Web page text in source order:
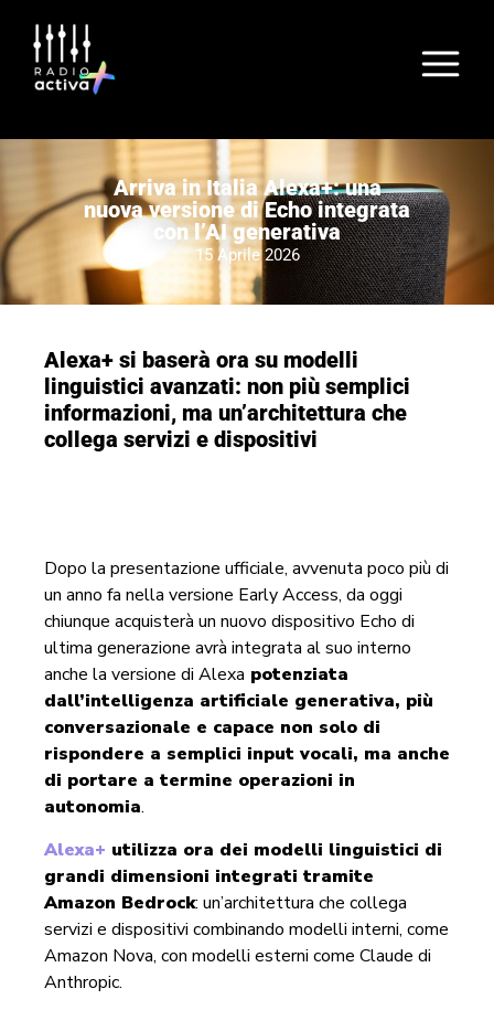
Arriva in Italia Alexa+: una
nuova versione di Echo integrata
con l’AI generativa
15 Aprile 2026
Alexa+ si baserà ora su modelli
linguistici avanzati: non più semplici
informazioni, ma un’architettura che
collega servizi e dispositivi
Dopo la presentazione ufficiale, avvenuta poco più di
un anno fa nella versione Early Access, da oggi
chiunque acquisterà un nuovo dispositivo Echo di
ultima generazione avrà integrata al suo interno
anche la versione di Alexa potenziata
dall’intelligenza artificiale generativa, più
conversazionale e capace non solo di
rispondere a semplici input vocali, ma anche
di portare a termine operazioni in
autonomia.
Alexa+ utilizza ora dei modelli linguistici di
grandi dimensioni integrati tramite
Amazon Bedrock: un’architettura che collega
servizi e dispositivi combinando modelli interni, come
Amazon Nova, con modelli esterni come Claude di
Anthropic.